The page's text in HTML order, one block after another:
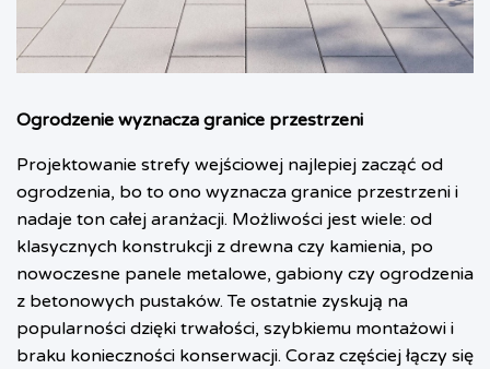
Ogrodzenie wyznacza granice przestrzeni
Projektowanie strefy wejściowej najlepiej zacząć od
ogrodzenia, bo to ono wyznacza granice przestrzeni i
nadaje ton całej aranżacji. Możliwości jest wiele: od
klasycznych konstrukcji z drewna czy kamienia, po
nowoczesne panele metalowe, gabiony czy ogrodzenia
z betonowych pustaków. Te ostatnie zyskują na
popularności dzięki trwałości, szybkiemu montażowi i
braku konieczności konserwacji. Coraz częściej łączy się